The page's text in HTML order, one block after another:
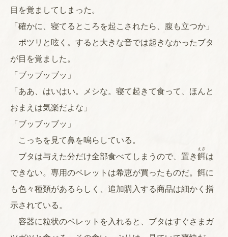
目を覚ましてしまった。
「確かに、寝てるところを起こされたら、腹も立つか」
ポツリと呟く。すると大きな音では起きなかったブタ
が目を覚ました。
「ブッブッブッ」
「ああ、はいはい。メシな。寝て起きて食って、ほんと
おまえは気楽だよな」
「ブッブッブッ」
こっちを見て鼻を鳴らしている。
ブタは与えた分だけ全部食べてしまうので、置き餌
えさ
は
できない。専用のペレットは希恵が買ったものだ。餌に
も色々種類があるらしく、追加購入する商品は細かく指
示されている。
容器に粒状のペレットを入れると、ブタはすぐさまガ